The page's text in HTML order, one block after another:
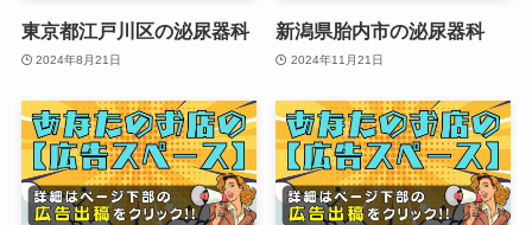
東京都江戸川区の泌尿器科
2024年8月21日
新潟県胎内市の泌尿器科
2024年11月21日